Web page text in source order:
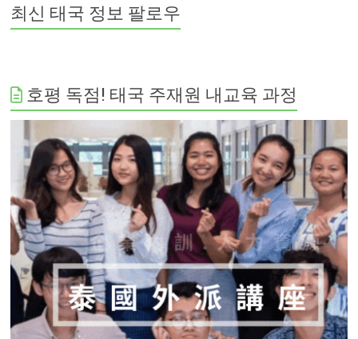
최신 태국 정보 팔로우
호평 독점! 태국 주재원 내교육 과정